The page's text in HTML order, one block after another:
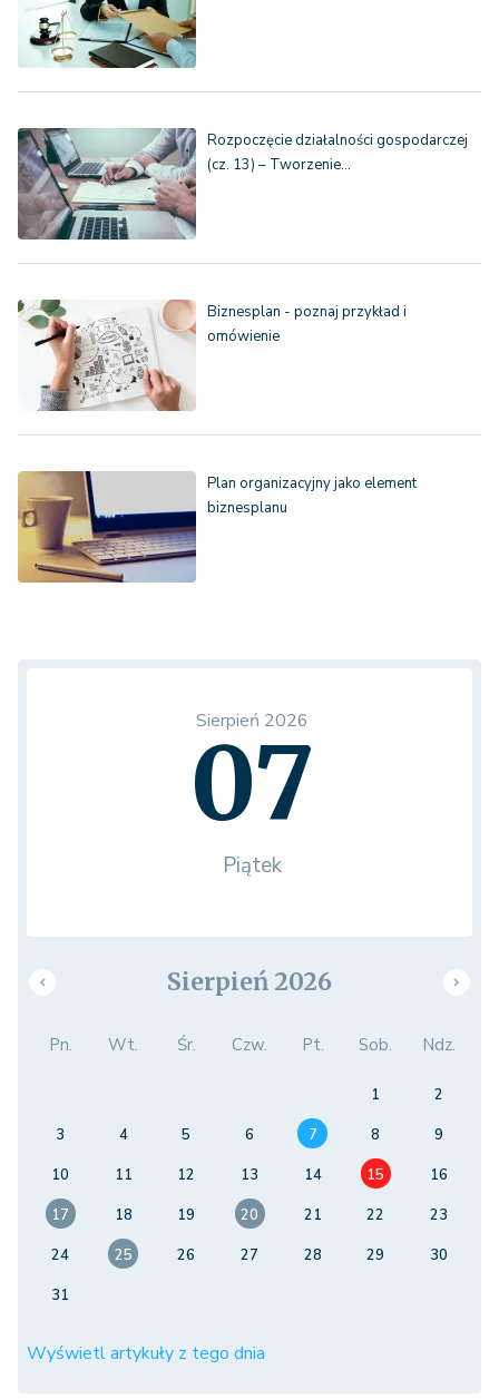
Rozpoczęcie działalności gospodarczej
(cz. 13) – Tworzenie…
Biznesplan - poznaj przykład i
omówienie
Plan organizacyjny jako element
biznesplanu
Sierpień 2026
07
Piątek
Sierpień 2026
Pn. Wt. Śr. Czw. Pt. Sob. Ndz.
1
2
3
4 5 6 7 8
9
10
11 12 13 14 15
16
17
18 19 20 21 22
23
24
25 26 27 28 29
30
31
Wyświetl artykuły z tego dnia